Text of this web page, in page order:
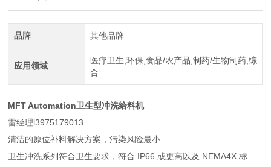
品牌 其他品牌
应用领域
医疗卫生,环保,食品/农产品,制药/生物制药,综
合
MFT Automation卫生型冲洗给料机
雷经理l3975179013
清洁的原位补料解决方案，污染风险最小
卫生冲洗系列符合卫生要求，符合 IP66 或更高以及 NEMA4X 标